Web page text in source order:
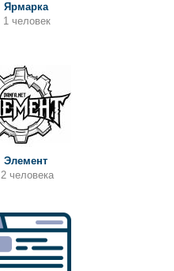
Ярмарка
1 человек
Элемент
2 человека